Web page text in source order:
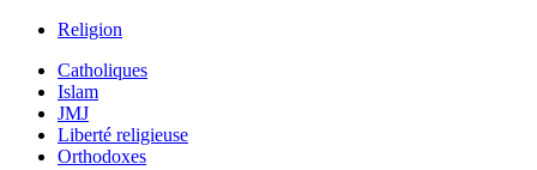
Religion
Catholiques
Islam
JMJ
Liberté religieuse
Orthodoxes